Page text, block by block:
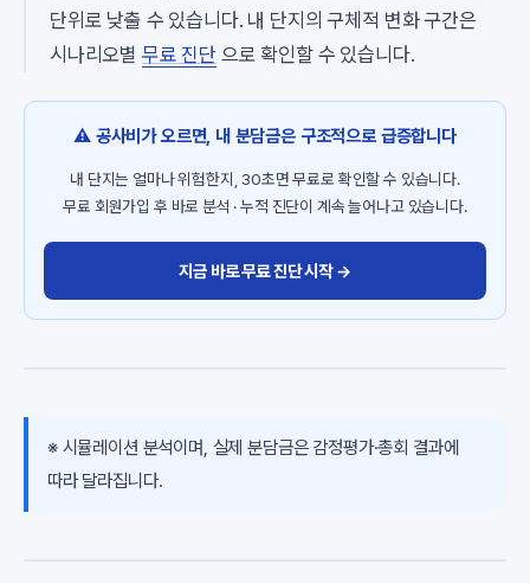
단위로 낮출 수 있습니다. 내 단지의 구체적 변화 구간은
시나리오별 무료 진단 으로 확인할 수 있습니다.
⚠️ 공사비가 오르면, 내 분담금은 구조적으로 급증합니다
내 단지는 얼마나 위험한지, 30초면 무료로 확인할 수 있습니다.
무료 회원가입 후 바로 분석 · 누적 진단이 계속 늘어나고 있습니다.
지금 바로 무료 진단 시작 →
※ 시뮬레이션 분석이며, 실제 분담금은 감정평가·총회 결과에
따라 달라집니다.